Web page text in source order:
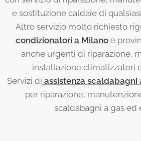
e sostituzione caldaie di
Altro servizio molto richiesto
condizionatori a Milano e
anche urgenti di riparazione,
installazione climatizzatori
Servizi di assistenza scaldabagni
per riparazione,
scaldabagni a gas ed